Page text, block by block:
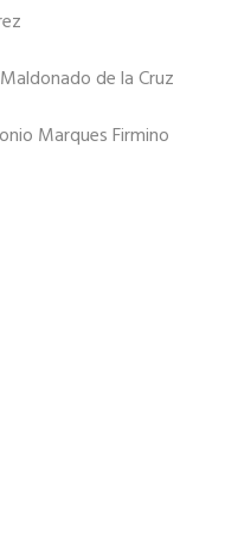
de la Cruz
Marques Firmino